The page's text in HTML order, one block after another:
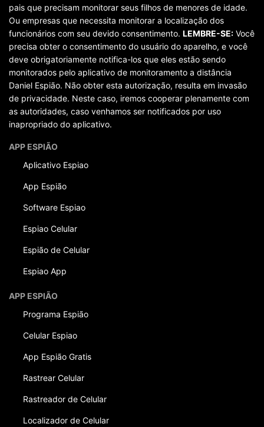
pais que precisam monitorar seus filhos de menores de idade.
Ou empresas que necessita monitorar a localização dos
funcionários com seu devido consentimento. LEMBRE-SE: Você
precisa obter o consentimento do usuário do aparelho, e você
deve obrigatoriamente notifica-los que eles estão sendo
monitorados pelo aplicativo de monitoramento a distância
Daniel Espião. Não obter esta autorização, resulta em invasão
de privacidade. Neste caso, iremos cooperar plenamente com
as autoridades, caso venhamos ser notificados por uso
inapropriado do aplicativo.
APP ESPIÃO
Aplicativo Espiao
App Espião
Software Espiao
Espiao Celular
Espião de Celular
Espiao App
APP ESPIÃO
Programa Espião
Celular Espiao
App Espião Gratis
Rastrear Celular
Rastreador de Celular
Localizador de Celular